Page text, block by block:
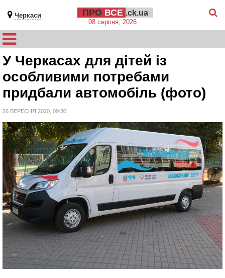
Черкаси ПРО ВСЕ .ck.ua
08 серпня, 2026
У Черкасах для дітей із
особливими потребами
придбали автомобіль (фото)
26 ВЕРЕСНЯ 2020, 09:30